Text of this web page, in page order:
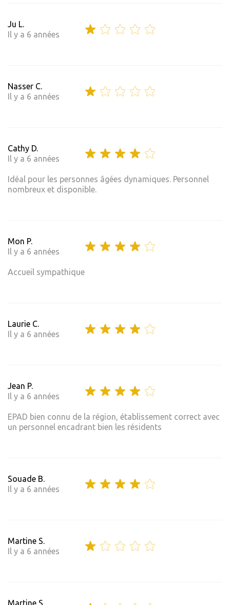
Ju L.
Il y a 6 années
Nasser C.
Il y a 6 années
Cathy D.
Il y a 6 années
Idéal pour les personnes âgées dynamiques. Personnel
nombreux et disponible.
Mon P.
Il y a 6 années
Accueil sympathique
Laurie C.
Il y a 6 années
Jean P.
Il y a 6 années
EPAD bien connu de la région, établissement correct avec
un personnel encadrant bien les résidents
Souade B.
Il y a 6 années
Martine S.
Il y a 6 années
Martine S.